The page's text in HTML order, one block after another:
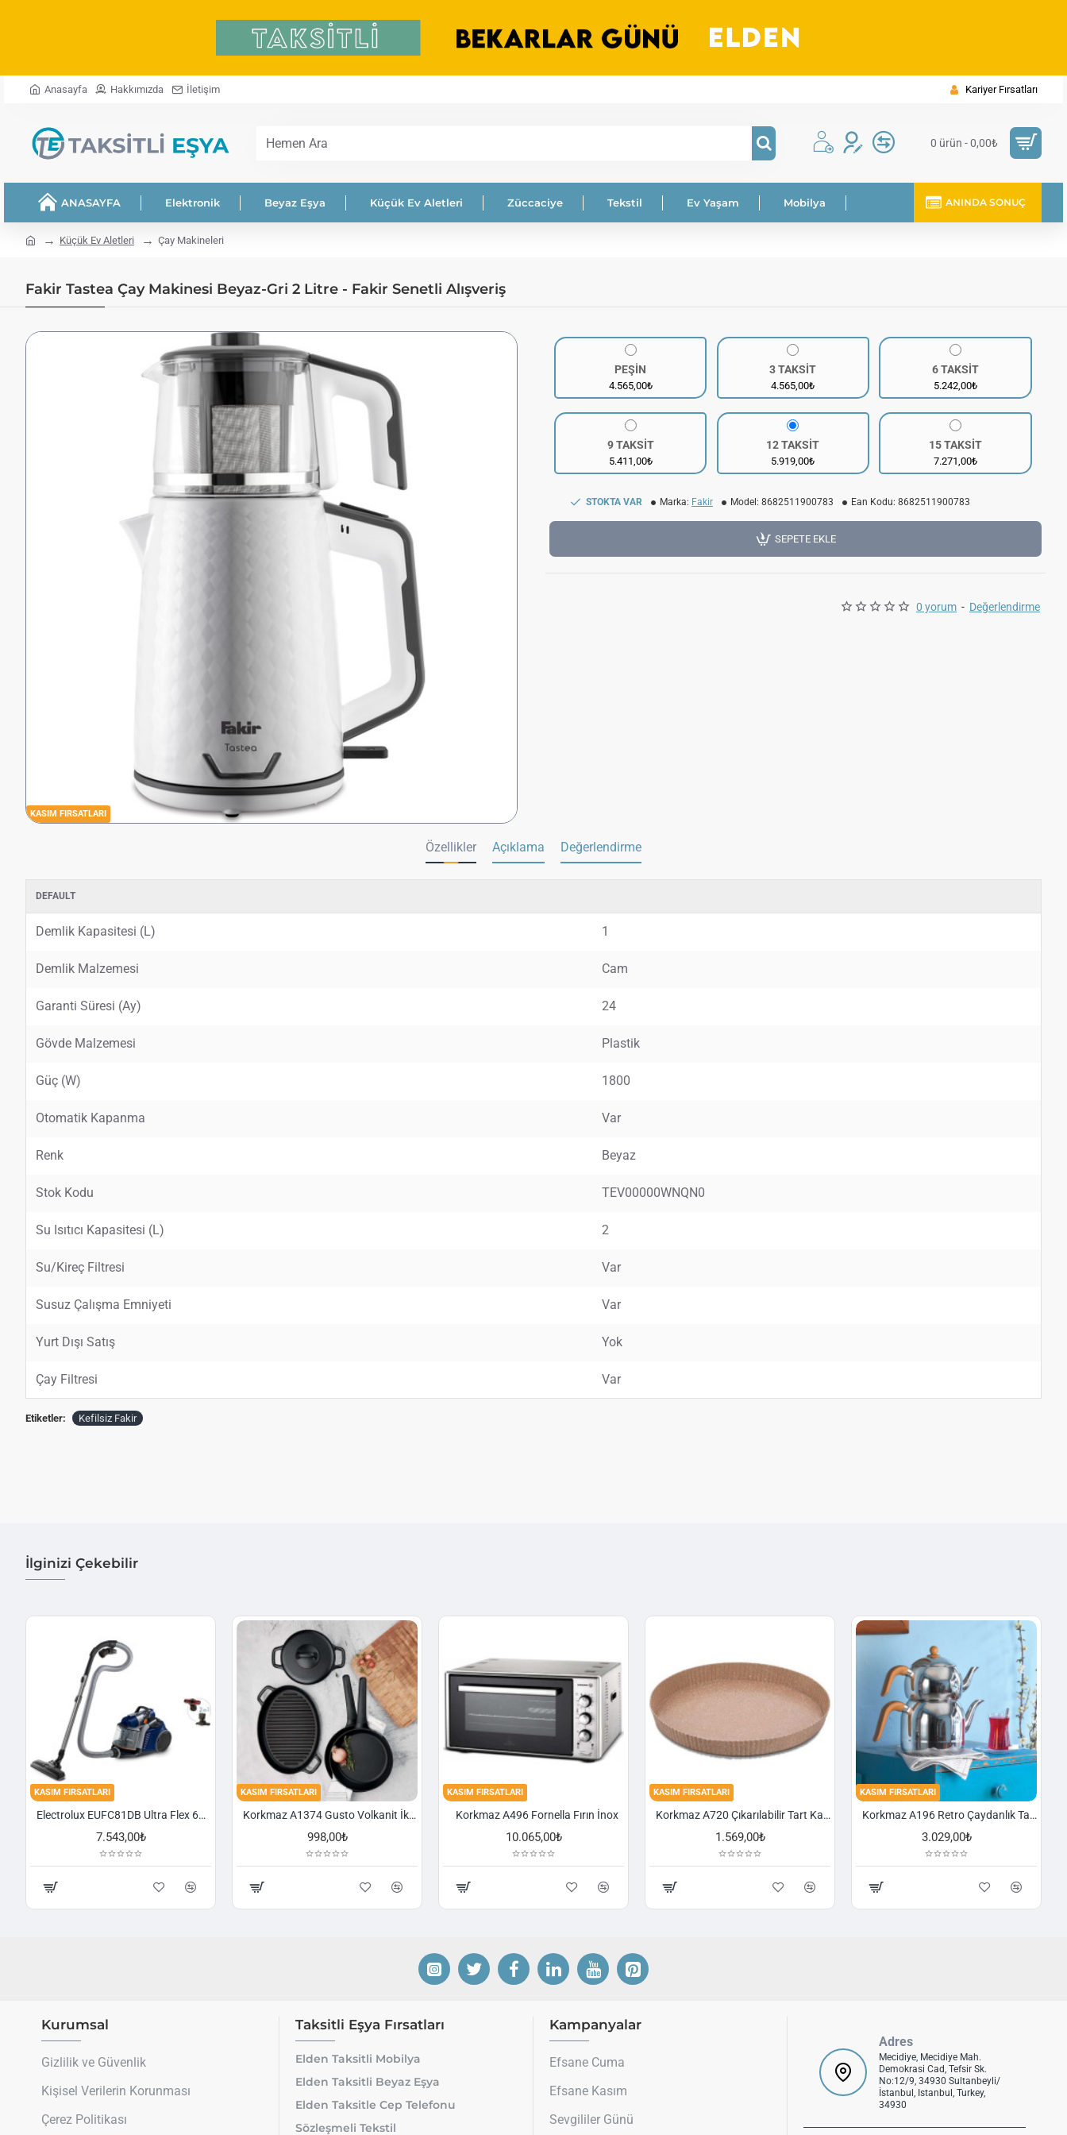
Anasayfa Hakkımızda İletişim Kariyer Fırsatları
Hemen
0 ürün - 0,00₺
ANASAYFA Elektronik Beyaz Eşya Küçük Ev Aletleri Züccaciye Tekstil Ev Yaşam Mobilya ANINDA SONUÇ
home Küçük Ev Aletleri Çay Makineleri
Fakir Tastea Çay Makinesi Beyaz-Gri 2 Litre - Fakir Senetli Alışveriş
KASIM FIRSATLARI
0 yorum - Değerlendirme
PEŞİN
4.565,00₺
3 TAKSİT
4.565,00₺
6 TAKSİT
5.242,00₺
9 TAKSİT
5.411,00₺
12 TAKSİT
5.919,00₺
15 TAKSİT
7.271,00₺
STOKTA VAR Marka: Fakir Model: 8682511900783 Ean Kodu: 8682511900783
SEPETE EKLE
Özellikler Açıklama Değerlendirme
DEFAULT
Demlik Kapasitesi (L) 1
Demlik Malzemesi Cam
Garanti Süresi (Ay) 24
Gövde Malzemesi Plastik
Güç (W) 1800
Otomatik Kapanma Var
Renk Beyaz
Stok Kodu TEV00000WNQN0
Su Isıtıcı Kapasitesi (L) 2
Su/Kireç Filtresi Var
Susuz Çalışma Emniyeti Var
Yurt Dışı Satış Yok
Çay Filtresi Var
Etiketler: Kefilsiz Fakir
İlginizi Çekebilir
KASIM FIRSATLARI
Electrolux EUFC81DB Ultra Flex 650 W Toz Torbasız Süpürge
7.543,00₺
KASIM FIRSATLARI
Korkmaz A1374 Gusto Volkanit İki Kulplu Oval Tava
998,00₺
KASIM FIRSATLARI
Korkmaz A496 Fornella Fırın İnox
10.065,00₺
KASIM FIRSATLARI
Korkmaz A720 Çıkarılabilir Tart Kalıbı Granit 29,5 cm
1.569,00₺
KASIM FIRSATLARI
Korkmaz A196 Retro Çaydanlık Takımı
3.029,00₺
Kurumsal
Gizlilik ve Güvenlik
Kişisel Verilerin Korunması
Çerez Politikası
Taksitli Eşya Fırsatları
Elden Taksitli Mobilya
Elden Taksitli Beyaz Eşya
Elden Taksitle Cep Telefonu
Sözleşmeli Tekstil
Kampanyalar
Efsane Cuma
Efsane Kasım
Sevgililer Günü
Adres
Mecidiye, Mecidiye Mah.
Demokrasi Cad, Tefsir Sk.
No:12/9, 34930 Sultanbeyli/
İstanbul, Istanbul, Turkey,
34930